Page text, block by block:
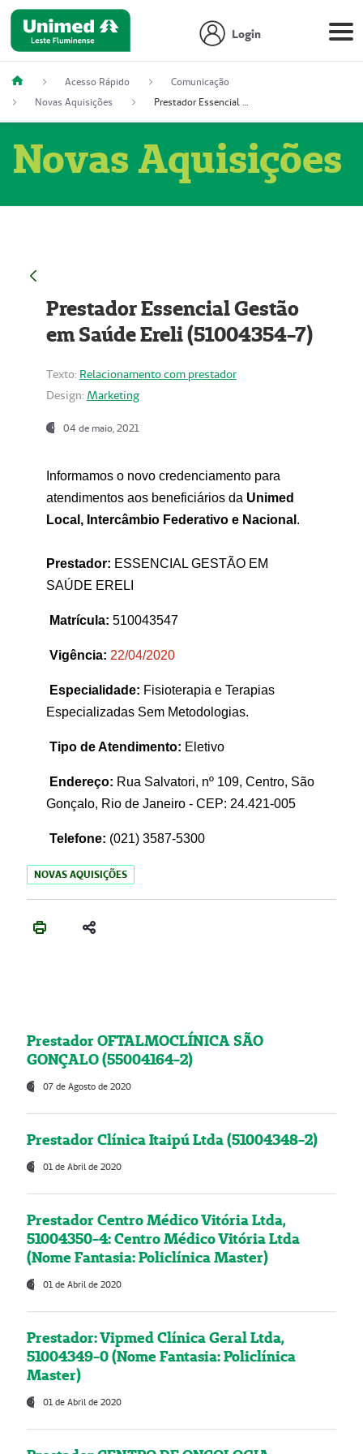
Login
Acesso Rápido
Comunicação
Novas Aquisições
Prestador Essencial Gestão em Saúde Ereli (51004354-7)
Novas Aquisições
Prestador Essencial Gestão
em Saúde Ereli (51004354-7)
Texto: Relacionamento com prestador
Design: Marketing
04 de maio, 2021
Informamos o novo credenciamento para
atendimentos aos beneficiários da Unimed
Local, Intercâmbio Federativo e Nacional .
Prestador: ESSENCIAL GESTÃO EM
SAÚDE ERELI
Matrícula: 510043547
Vigência: 22/04/2020
Especialidade: Fisioterapia e Terapias
Especializadas Sem Metodologias.
Tipo de Atendimento: Eletivo
Endereço: Rua Salvatori, nº 109, Centro, São
Gonçalo, Rio de Janeiro - CEP: 24.421-005
Telefone: (021) 3587-5300
NOVAS AQUISIÇÕES
Prestador OFTALMOCLÍNICA SÃO
GONÇALO (55004164-2)
07 de Agosto de 2020
Prestador Clínica Itaipú Ltda (51004348-2)
01 de Abril de 2020
Prestador Centro Médico Vitória Ltda,
51004350-4: Centro Médico Vitória Ltda
(Nome Fantasia: Policlínica Master)
01 de Abril de 2020
Prestador: Vipmed Clínica Geral Ltda,
51004349-0 (Nome Fantasia: Policlínica
Master)
01 de Abril de 2020